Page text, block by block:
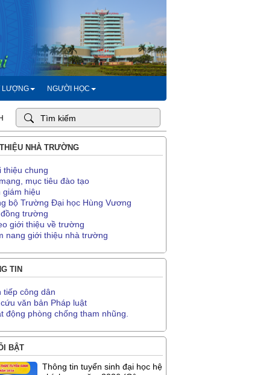
LƯỢNG NGƯỜI HỌC
NHÀ TRƯỜNG
thiệu chung
mục tiêu đào tạo
giám hiệu
bộ Trường Đại học Hùng Vương
trường
giới thiệu về trường
nang giới thiệu nhà trường
TIN
tiếp công dân
văn bản Pháp luật
động phòng chống tham nhũng.
BẬT
Thông tin tuyển sinh đại học hệ